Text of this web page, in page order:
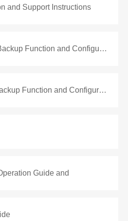
and Support Instructions
SIP Server PrimaryBackup Function and Configuration Description
SIP Proxy PrimaryBackup Function and Configuration
Guide and